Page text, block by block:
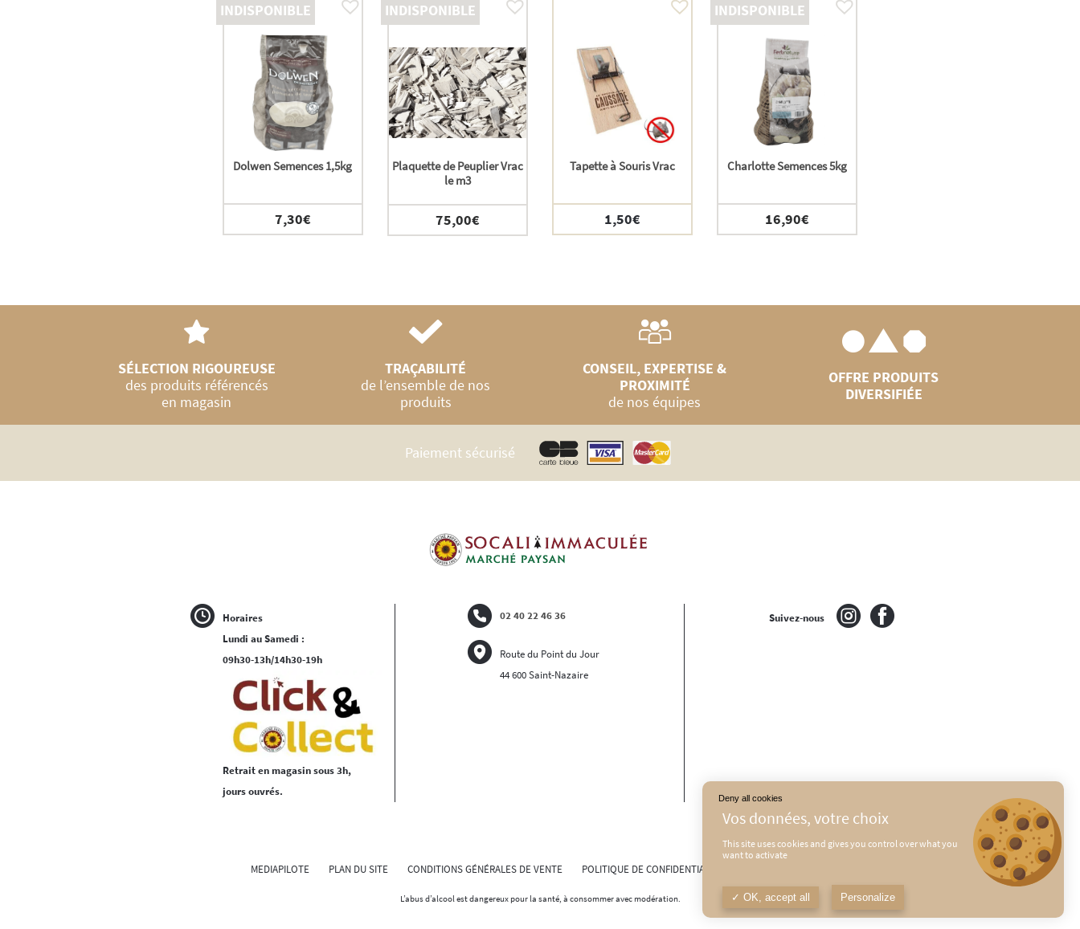
INDISPONIBLE
Dolwen Semences 1,5kg
7,30€
INDISPONIBLE
Plaquette de Peuplier Vrac
le m3
75,00€
Tapette à Souris Vrac
1,50€
INDISPONIBLE
Charlotte Semences 5kg
16,90€
SÉLECTION RIGOUREUSE
des produits référencés
en magasin
TRAÇABILITÉ
de l’ensemble de nos
produits
CONSEIL, EXPERTISE &
PROXIMITÉ
de nos équipes
OFFRE PRODUITS
DIVERSIFIÉE
Paiement sécurisé
Horaires
Lundi au Samedi :
09h30-13h/14h30-19h
Retrait en magasin sous 3h,
jours ouvrés.
02 40 22 46 36
Route du Point du Jour
44 600 Saint-Nazaire
Suivez-nous
MEDIAPILOTE PLAN DU SITE CONDITIONS GÉNÉRALES DE VENTE POLITIQUE DE CONFIDENTIALITÉ
L’abus d’alcool est dangereux pour la santé, à consommer avec modération.
This site uses cookies and gives you control over what you
want to activate
OK, accept all
Deny all cookies
Personalize